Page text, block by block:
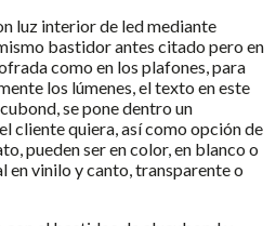
luz interior de led mediante
bastidor antes citado pero en
como en los plafones, para
los lúmenes, el texto en este
se pone dentro un
cliente quiera, así como opción de
pueden ser en color, en blanco o
vinilo y canto, transparente o